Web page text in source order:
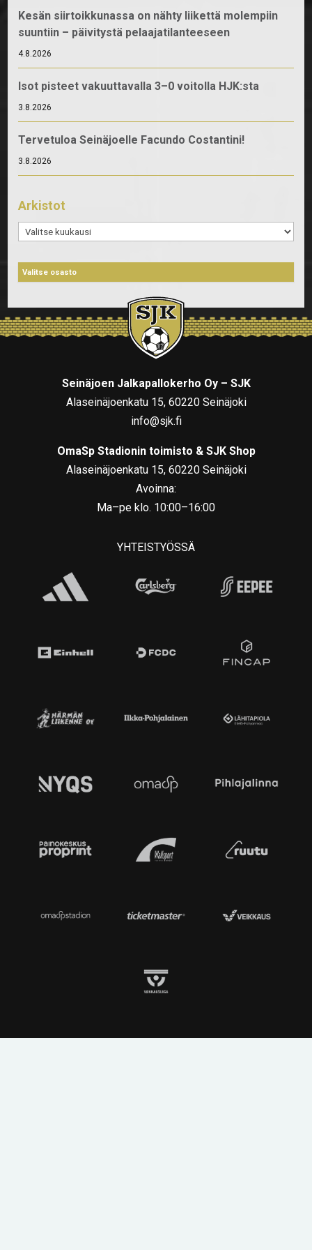
Kesän siirtoikkunassa on nähty liikettä molempiin
suuntiin – päivitystä pelaajatilanteeseen
4.8.2026
Isot pisteet vakuuttavalla 3–0 voitolla HJK:sta
3.8.2026
Tervetuloa Seinäjoelle Facundo Costantini!
3.8.2026
Arkistot
Arkistot
Seinäjoen Jalkapallokerho Oy – SJK
Alaseinäjoenkatu 15, 60220 Seinäjoki
info@sjk.fi
OmaSp Stadionin toimisto & SJK Shop
Alaseinäjoenkatu 15, 60220 Seinäjoki
Avoinna:
Ma–pe klo. 10:00–16:00
YHTEISTYÖSSÄ